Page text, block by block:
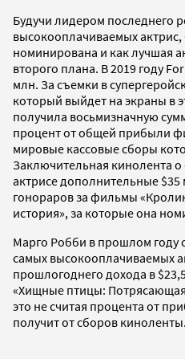
Будучи лидером последнего
высокооплачиваемых актрис,
номинирована и как лучшая
второго плана. В 2019 году
млн. За съемки в
который выйдет на экраны в
получила восьмизначную
процент от общей прибыли
мировые кассовые сборы
Заключительная кинолента о
актрисе дополнительные $35
гонораров за фильмы
история», за которые она
Марго Робби в прошлом году
самых высокооплачиваемых
прошлогоднего дохода в
«Хищные птицы:
это не считая процента от
получит от сборов киноленты.